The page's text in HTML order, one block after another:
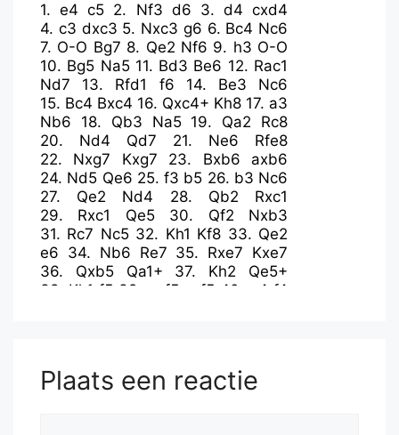
1.e4 c5 2. Nf3 d6 3. d4 cxd4
4. c3 dxc3 5. Nxc3 g6 6. Bc4 Nc6
7. O-O Bg7 8. Qe2 Nf6 9. h3 O-O
10. Bg5 Na5 11. Bd3 Be6 12. Rac1
Nd7
13. Rfd1 f6 14. Be3
Nc6
15. Bc4 Bxc4 16. Qxc4+ Kh8 17. a3
Nb6
18. Qb3 Na5 19. Qa2
Rc8
20. Nd4 Qd7 21. Ne6
Rfe8
22. Nxg7 Kxg7 23. Bxb6
axb6
24. Nd5 Qe6 25. f3 b5 26. b3 Nc6
27. Qe2 Nd4 28. Qb2
Rxc1
29. Rxc1 Qe5 30. Qf2
Nxb3
31. Rc7 Nc5 32. Kh1 Kf8 33. Qe2
e6 34. Nb6 Re7 35. Rxe7 Kxe7
36. Qxb5 Qa1+ 37. Kh2
Qe5+
38. Kh1 f5 39. exf5 gxf5 40. a4 f4
Plaats een reactie